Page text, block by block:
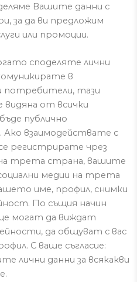
Вашите данни с
за да ви предложим
или промоции.
споделяте лични
в
потребители, тази
видяна от всички
публично
Ако взаимодействате с
регистрирате чрез
на трета страна, вашите
медии на трета
име, профил, снимки
По същия начин
могат да виждат
да общуват с вас
С ваше съгласие:
лични данни за всякакви